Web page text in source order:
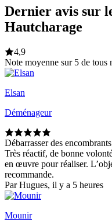
Dernier avis sur
Hautcharage
4,9
Note moyenne sur 5 de tous
Elsan
Déménageur
Débarrasser des
Très réactif, de bonne
en œuvre pour réaliser.
recommande.
Par Hugues, il y a 5 heures
Mounir